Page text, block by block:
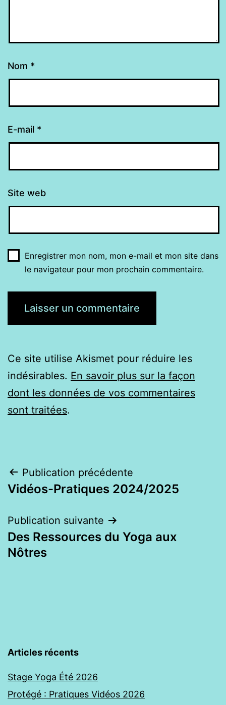
Nom *
E-mail *
Site web
Enregistrer mon nom, mon e-mail et mon site dans
le navigateur pour mon prochain commentaire.
Ce site utilise Akismet pour réduire les
indésirables. En savoir plus sur la façon
dont les données de vos commentaires
sont traitées.
Navigation
de
l’article
Publication précédente
Vidéos-Pratiques 2024/2025
Publication suivante
Des Ressources du Yoga aux
Nôtres
Articles récents
Stage Yoga Été 2026
Protégé : Pratiques Vidéos 2026